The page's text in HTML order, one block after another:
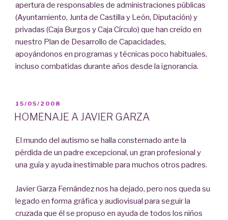
apertura de responsables de administraciones públicas
(Ayuntamiento, Junta de Castilla y León, Diputación) y
privadas (Caja Burgos y Caja Círculo) que han creído en
nuestro Plan de Desarrollo de Capacidades,
apoyándonos en programas y técnicas poco habituales,
incluso combatidas durante años desde la ignorancia.
PUBLICADO
EL
15/05/2008
HOMENAJE A JAVIER GARZA
El mundo del autismo se halla consternado ante la
pérdida de un padre excepcional, un gran profesional y
una guía y ayuda inestimable para muchos otros padres.
Javier Garza Fernández nos ha dejado, pero nos queda su
legado en forma gráfica y audiovisual para seguir la
cruzada que él se propuso en ayuda de todos los niños